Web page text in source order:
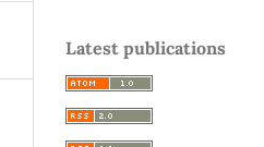
Latest publications